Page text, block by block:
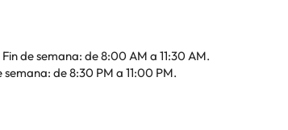
de semana: de 8:00 AM a 11:30 AM.
de 8:30 PM a 11:00 PM.